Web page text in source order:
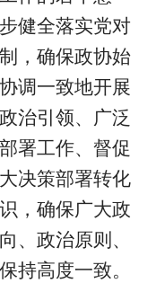
健全落实党对
，确保政协始
调一致地开展
治引领、广泛
署工作、督促
决策部署转化
，确保广大政
、政治原则、
持高度一致。